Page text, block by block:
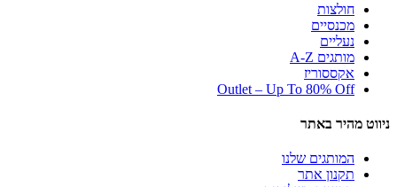
חולצות
מכנסיים
נעליים
מותגים A-Z
אקססוריז
Outlet – Up To 80% Off
ניווט מהיר באתר
המותגים שלנו
תקנון אתר